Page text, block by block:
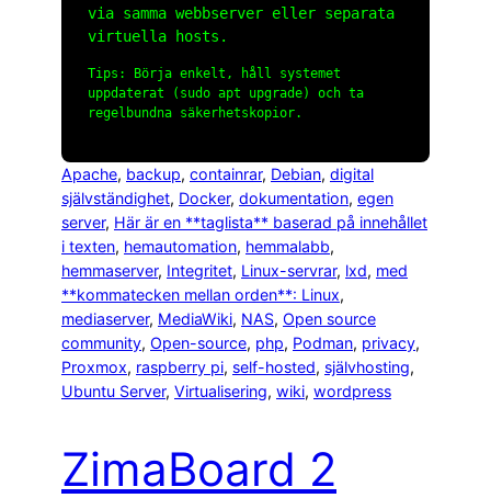
via samma webbserver eller separata
virtuella hosts.
Tips: Börja enkelt, håll systemet
uppdaterat ( sudo apt upgrade) och ta
regelbundna säkerhetskopior.
Apache, backup, containrar, Debian, digital
självständighet, Docker, dokumentation, egen
server, Här är en **taglista** baserad på innehållet
i texten, hemautomation, hemmalabb
hemmaserver, Integritet, Linux-servrar, lxd, med
**kommatecken mellan orden**: Linux
mediaserver, MediaWiki, NAS, Open source
community, Open-source, php, Podman, privacy
Proxmox, raspberry pi, self-hosted, självhosting
Ubuntu Server, Virtualisering, wiki, wordpress
ZimaBoard 2